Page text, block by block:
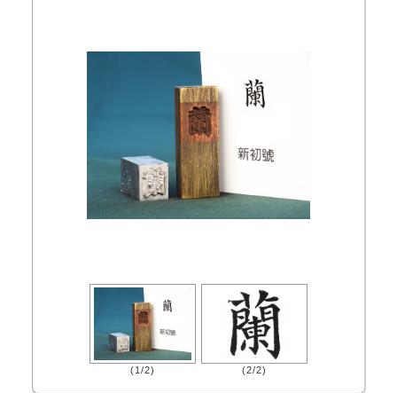
(1/2) (2/2)